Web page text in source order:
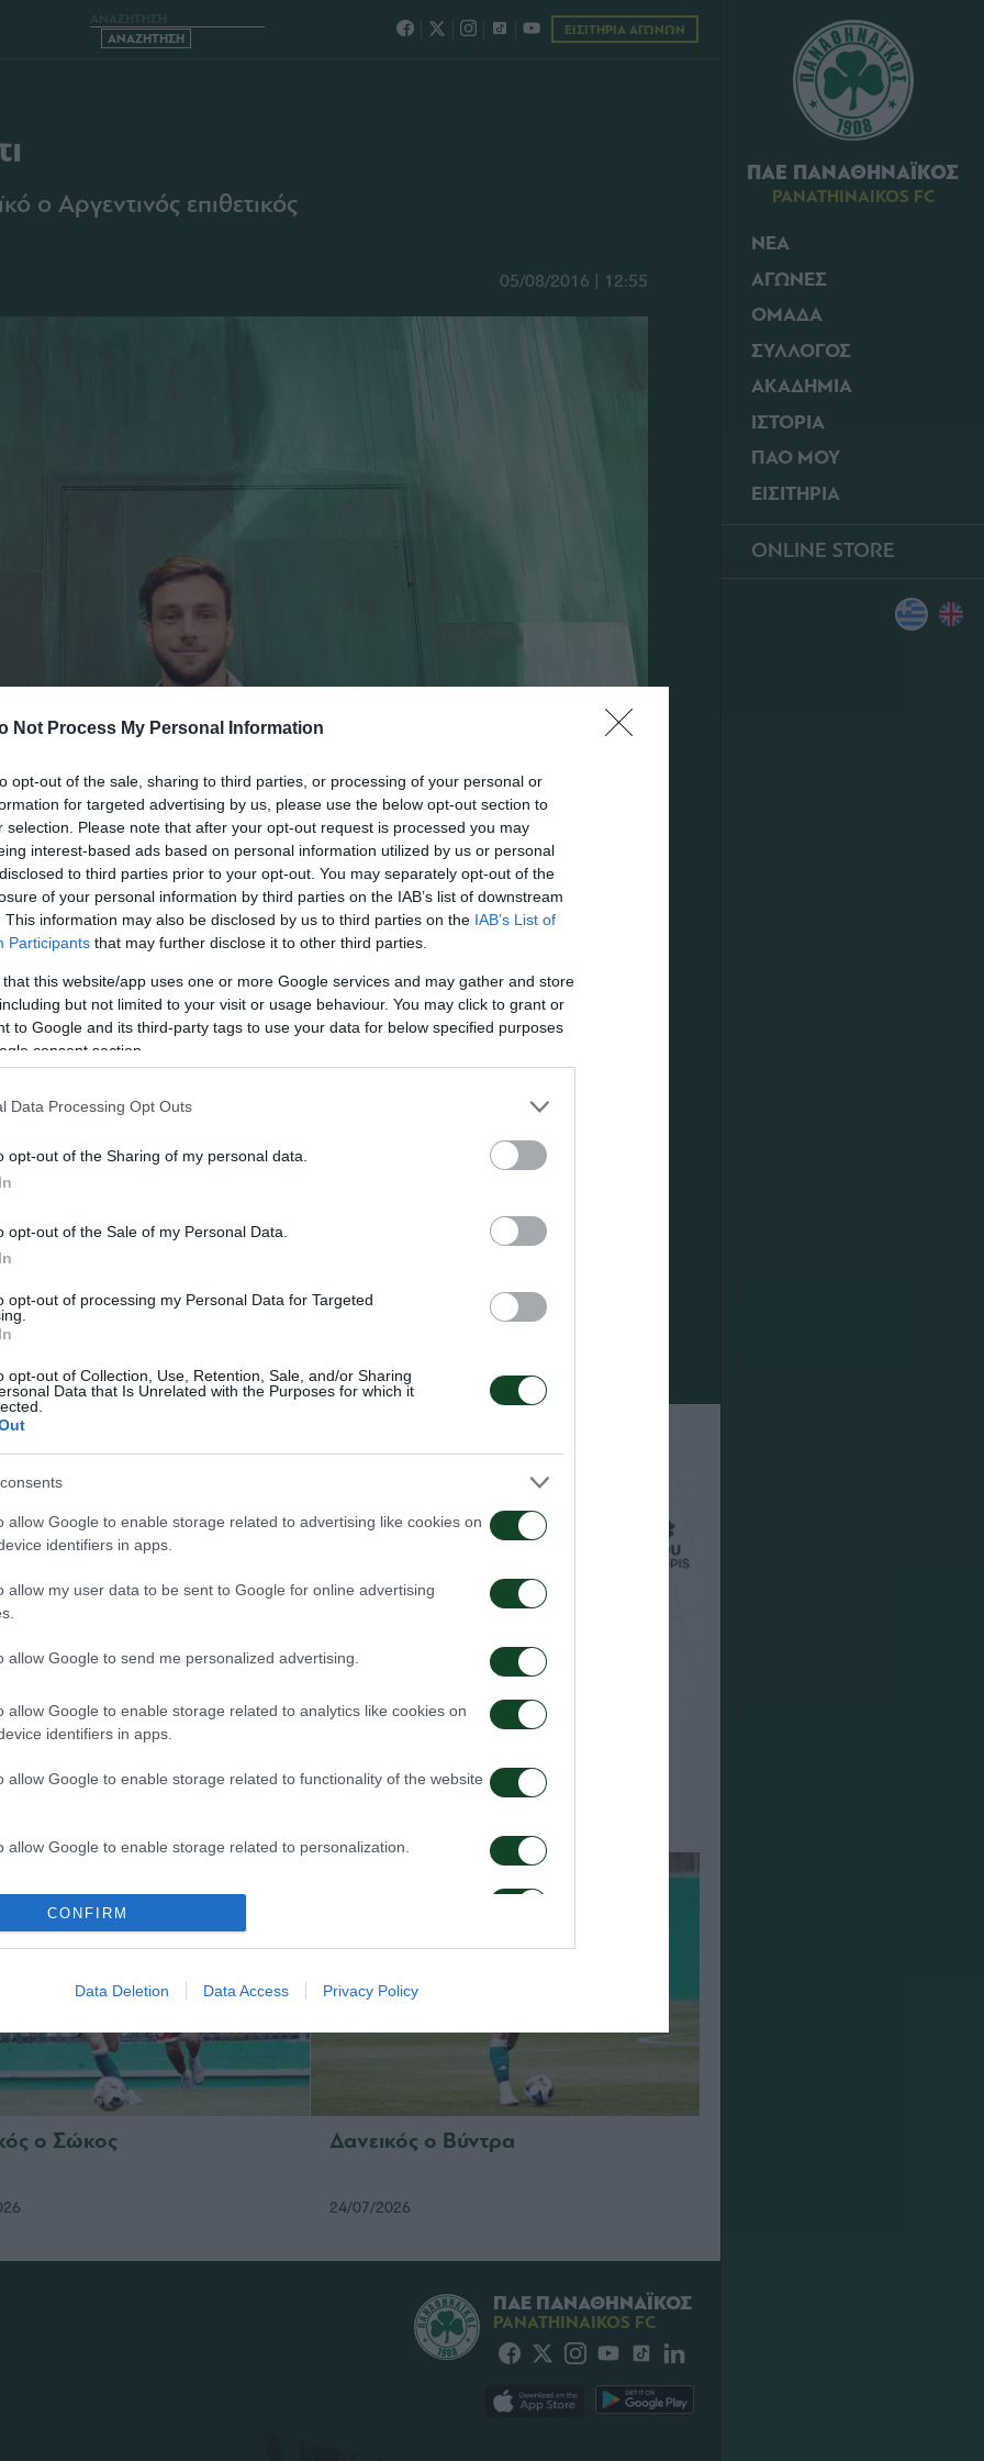
Not Process My Personal Information
opt-out of the sale, sharing to third parties, or processing of your personal or
for targeted advertising by us, please use the below opt-out section to
selection. Please note that after your opt-out request is processed you may
interest-based ads based on personal information utilized by us or personal
to third parties prior to your opt-out. You may separately opt-out of the
of your personal information by third parties on the IAB’s list of downstream
This information may also be disclosed by us to third parties on the IAB’s List of
Participants that may further disclose it to other third parties.
that this website/app uses one or more Google services and may gather and store
but not limited to your visit or usage behaviour. You may click to grant or
to Google and its third-party tags to use your data for below specified purposes
consent section.
Data Processing Opt Outs
opt-out of the Sharing of my personal data.
opt-out of the Sale of my Personal Data.
opt-out of processing my Personal Data for Targeted
opt-out of Collection, Use, Retention, Sale, and/or Sharing
Data that Is Unrelated with the Purposes for which it
allow Google to enable storage related to advertising like cookies on
identifiers in apps.
allow my user data to be sent to Google for online advertising
allow Google to send me personalized advertising.
allow Google to enable storage related to analytics like cookies on
identifiers in apps.
allow Google to enable storage related to functionality of the website
allow Google to enable storage related to personalization.
allow Google to enable storage related to security, including
functionality and fraud prevention, and other user protection.
CONFIRM
Data Deletion Data Access Privacy Policy
ΠΑΕ ΠΑΝΑΘΗΝΑΪΚΟΣ
PANATHINAIKOS FC
ΝΕΑ
ΑΓΩΝΕΣ
ΟΜΑΔΑ
ΣΥΛΛΟΓΟΣ
ΑΚΑΔΗΜΙΑ
ΙΣΤΟΡΙΑ
ΠΑΟ ΜΟΥ
ΕΙΣΙΤΗΡΙΑ
ONLINE STORE
Ο ΡΙΝΑΛΝΤΙ ΕΙΣΙΤΗΡΙΑ ΑΓΩΝΩΝ
ο Αργεντινός επιθετικός
05/08/2016 | 12:55
του 22χρονου Αργεντινού επιθετικού Λαουτάρο Ρινάλντι,
στο Μπουένος Άιρες της Αργεντινής. Ξεκίνησε την καριέρα
όπου τον απέκτησε ο Παναθηναϊκός. Επαγγελματικό ντεμπούτο
ήταν βασικό στέλεχος της ομάδας του.
ο Κινγκς
Στην Καραγκιουμριούκ ο Σιώπης
ο Σώκος Δανεικός ο Βύντρα
24/07/2026
ΠΑΕ ΠΑΝΑΘΗΝΑΪΚΟΣ
PANATHINAIKOS FC